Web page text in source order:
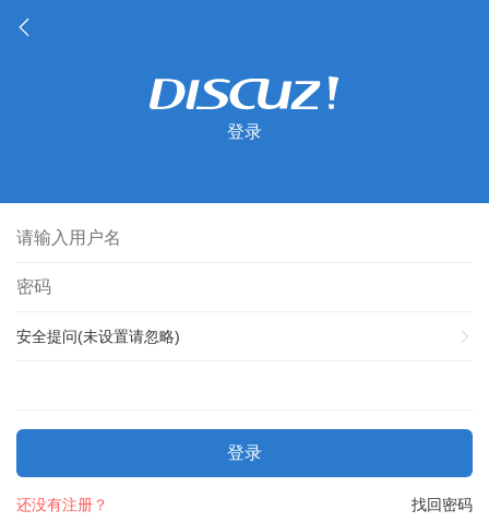
登录
安全提问(未设置请忽略)
登录
找回密码
还没有注册？